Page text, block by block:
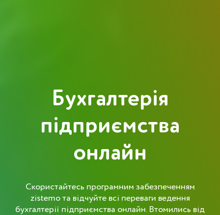
Бухгалтерія
підприємства
онлайн
Скористайтесь програмним забезпеченням
zistemo та відчуйте всі переваги ведення
бухгалтерії підприємства онлайн. Втомились від